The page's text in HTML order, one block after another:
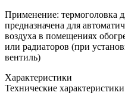
Применение: термоголовка
предназначена для
воздуха в помещениях
или радиаторов (при
вентиль)
Характеристики
Технические характеристики